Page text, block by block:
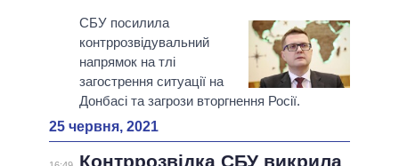
СБУ посилила
контррозвідувальний
напрямок на тлі
загострення ситуації на
Донбасі та загрози вторгнення Росії.
25 червня, 2021
Контррозвідка СБУ викрила